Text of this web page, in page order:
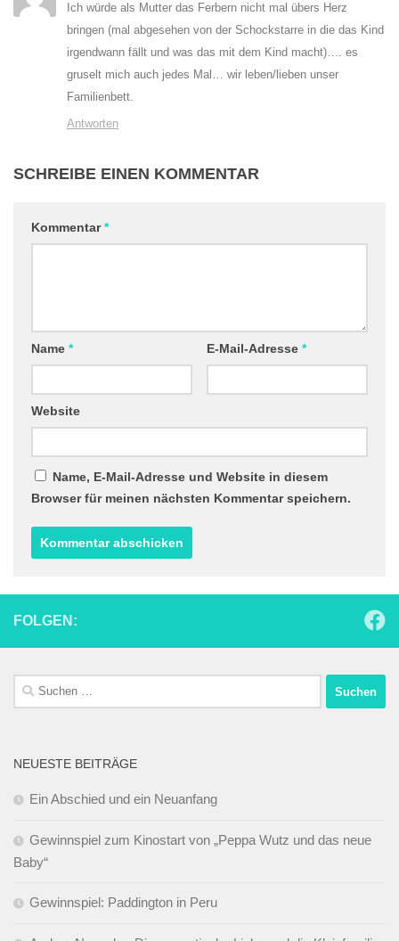
Ich würde als Mutter das Ferbern nicht mal übers Herz
bringen (mal abgesehen von der Schockstarre in die das Kind
irgendwann fällt und was das mit dem Kind macht)…. es
gruselt mich auch jedes Mal… wir leben/lieben unser
Familienbett.
Antworten
SCHREIBE EINEN KOMMENTAR
Kommentar*
Name * E-Mail-Adresse *
Website
Name, E-Mail-Adresse und Website in diesem
Browser für meinen nächsten Kommentar speichern.
FOLGEN:
Suchen
nach:
NEUESTE BEITRÄGE
Ein Abschied und ein Neuanfang
Gewinnspiel zum Kinostart von „Peppa Wutz und das neue
Baby“
Gewinnspiel: Paddington in Peru